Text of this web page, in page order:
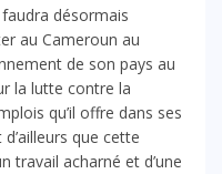
faudra désormais
au Cameroun au
de son pays au
la lutte contre la
qu’il offre dans ses
que cette
travail acharné et d’une